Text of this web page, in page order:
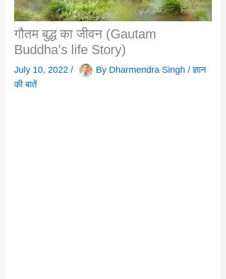
गौतम बुद्ध का जीवन (Gautam
Buddha’s life Story)
July 10, 2022 / By Dharmendra Singh /ज्ञान
की बातें